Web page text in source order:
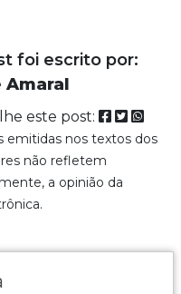
foi escrito por:
Amaral
este post:
emitidas nos textos dos
não refletem
a opinião da